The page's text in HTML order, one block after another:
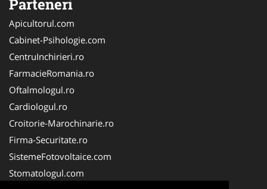
Parteneri
Apicultorul.com
Cabinet-Psihologie.com
CentruInchirieri.ro
FarmacieRomania.ro
Oftalmologul.ro
Cardiologul.ro
Croitorie-Marochinarie.ro
Firma-Securitate.ro
SistemeFotovoltaice.com
Stomatologul.com